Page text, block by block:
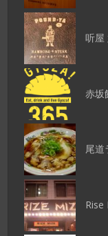
听屋
赤坂
尾道